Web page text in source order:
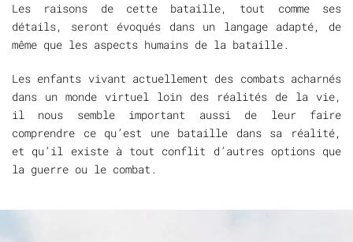
Les raisons de cette bataille, tout comme ses
détails, seront évoqués dans un langage adapté, de
même que les aspects humains de la bataille.
Les enfants vivant actuellement des combats acharnés
dans un monde virtuel loin des réalités de la vie,
il nous semble important aussi de leur faire
comprendre ce qu’est une bataille dans sa réalité,
et qu’il existe à tout conflit d’autres options que
la guerre ou le combat.